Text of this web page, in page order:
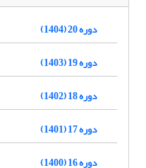
دوره 20 (1404)
دوره 19 (1403)
دوره 18 (1402)
دوره 17 (1401)
دوره 16 (1400)